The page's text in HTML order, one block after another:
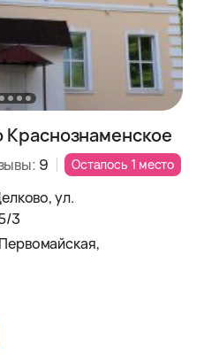
9 Осталось 1 место
ул.
3